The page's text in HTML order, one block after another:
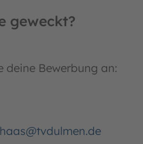
geweckt?
deine Bewerbung an: